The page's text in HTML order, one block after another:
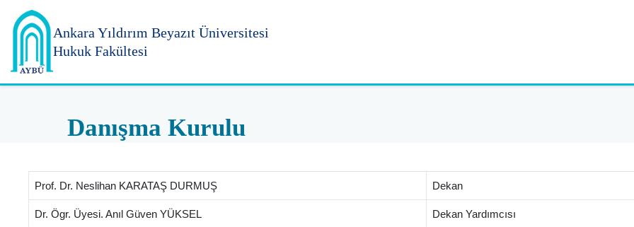
Ankara Yıldırım Beyazıt Üniversitesi
Hukuk Fakültesi
Danışma Kurulu
Prof. Dr. Neslihan KARATAŞ DURMUŞ Dekan
Dr. Ögr. Üyesi. Anıl Güven YÜKSEL Dekan Yardımcısı